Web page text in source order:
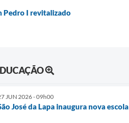
Pedro I revitalizado
JUN 2026 - 09h00
José da Lapa inaugura nova escola